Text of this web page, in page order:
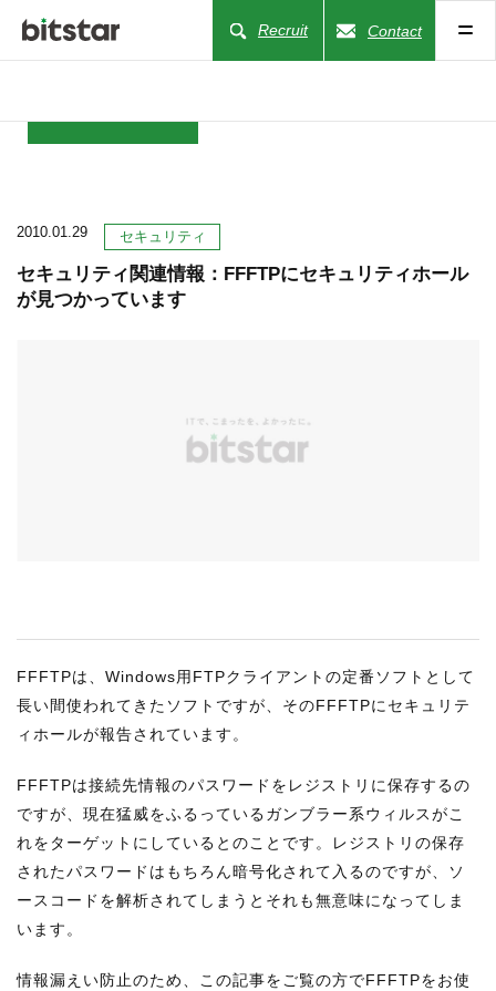
Recruit Contact
COMPANY
BUSINESS
約款
情報セキュリティ
プライバシーポリシー
2010.01.29 セキュリティ
セキュリティ関連情報：FFFTPにセキュリティホール
が見つかっています
FFFTPは、Windows用FTPクライアントの定番ソフトとして
長い間使われてきたソフトですが、そのFFFTPにセキュリテ
ィホールが報告されています。
FFFTPは接続先情報のパスワードをレジストリに保存するの
ですが、現在猛威をふるっているガンブラー系ウィルスがこ
れをターゲットにしているとのことです。レジストリの保存
されたパスワードはもちろん暗号化されて入るのですが、ソ
ースコードを解析されてしまうとそれも無意味になってしま
います。
情報漏えい防止のため、この記事をご覧の方でFFFTPをお使